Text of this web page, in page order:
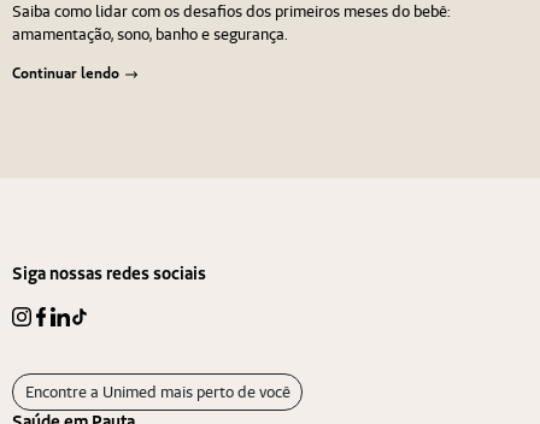
Saiba como lidar com os desafios dos primeiros meses do bebê:
amamentação, sono, banho e segurança.
Continuar lendo
Siga nossas redes sociais
Encontre a Unimed mais perto de você